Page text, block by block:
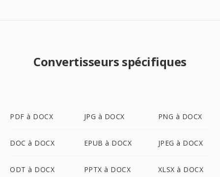
Convertisseurs spécifiques
PDF à DOCX JPG à DOCX PNG à DOCX
DOC à DOCX EPUB à DOCX JPEG à DOCX
ODT à DOCX PPTX à DOCX XLSX à DOCX